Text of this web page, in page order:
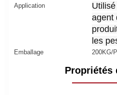
Application
agent
les
Emballage 200KG/
Propriétés